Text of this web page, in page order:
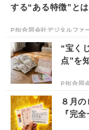
する“ある特徴”とは
PR(合同会社デジタルファ
“宝く
点”を
PR(合同
８月
『完